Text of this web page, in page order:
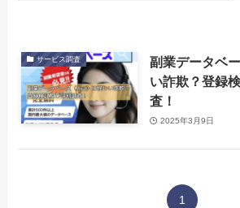
サービス調査
副業データベ
い詐欺？登録
査！
2025年3月9日
1